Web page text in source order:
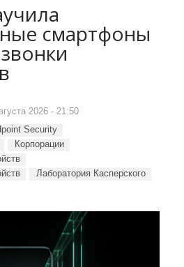
смартфоны
2026 - 21:50
Security
Корпорации
Лаборатория Касперского